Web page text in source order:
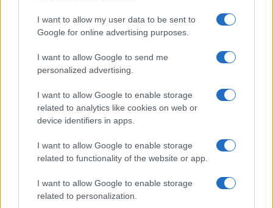
I want to allow my user data to be sent to
Google for online advertising purposes.
I want to allow Google to send me
personalized advertising.
I want to allow Google to enable storage
related to analytics like cookies on web or
device identifiers in apps.
I want to allow Google to enable storage
related to functionality of the website or app.
I want to allow Google to enable storage
related to personalization.
Vai all'archivio delle vignette
Trionchetti Povera: “Meno
burocrazia e vincoli per far
correre il Paese”